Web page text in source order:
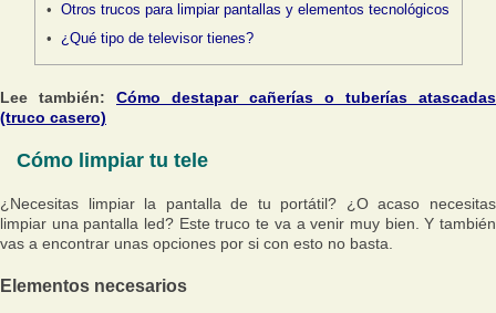
Otros trucos para limpiar pantallas y elementos tecnológicos
¿Qué tipo de televisor tienes?
Lee también: Cómo destapar cañerías o tuberías atascadas
(truco casero)
Cómo limpiar tu tele
¿Necesitas limpiar la pantalla de tu portátil? ¿O acaso necesitas
limpiar una pantalla led? Este truco te va a venir muy bien. Y también
vas a encontrar unas opciones por si con esto no basta.
Elementos necesarios